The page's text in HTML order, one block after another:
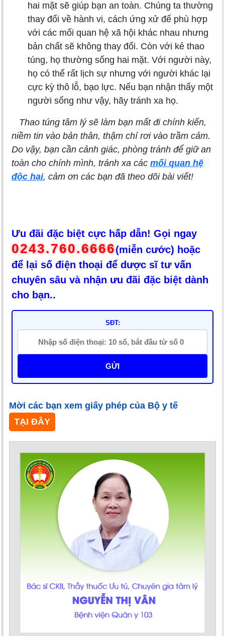
hai mặt sẽ giúp bạn an toàn. Chúng ta thường
thay đổi về hành vi, cách ứng xử để phù hợp
với các mối quan hệ xã hội khác nhau nhưng
bản chất sẽ không thay đổi. Còn với kẻ thao
túng, họ thường sống hai mặt. Với người này,
họ có thể rất lịch sự nhưng với người khác lại
cực kỳ thô lỗ, bạo lực. Nếu bạn nhận thấy một
người sống như vậy, hãy tránh xa họ.
Thao túng tâm lý sẽ làm bạn mất đi chính kiến,
niềm tin vào bản thân, thậm chí rơi vào trầm cảm.
Do vậy, bạn cần cảnh giác, phòng tránh để giữ an
toàn cho chính mình, tránh xa các mối quan hệ
độc hại, cảm ơn các bạn đã theo dõi bài viết!
Ưu đãi đặc biệt cực hấp dẫn! Gọi ngay
0243.760.6666(miễn cước) hoặc
để lại số điện thoại để dược sĩ tư vấn
chuyên sâu và nhận ưu đãi đặc biệt dành
cho bạn..
SĐT:
GỬI
Mời các bạn xem giấy phép của Bộ y tế
TẠI ĐÂY